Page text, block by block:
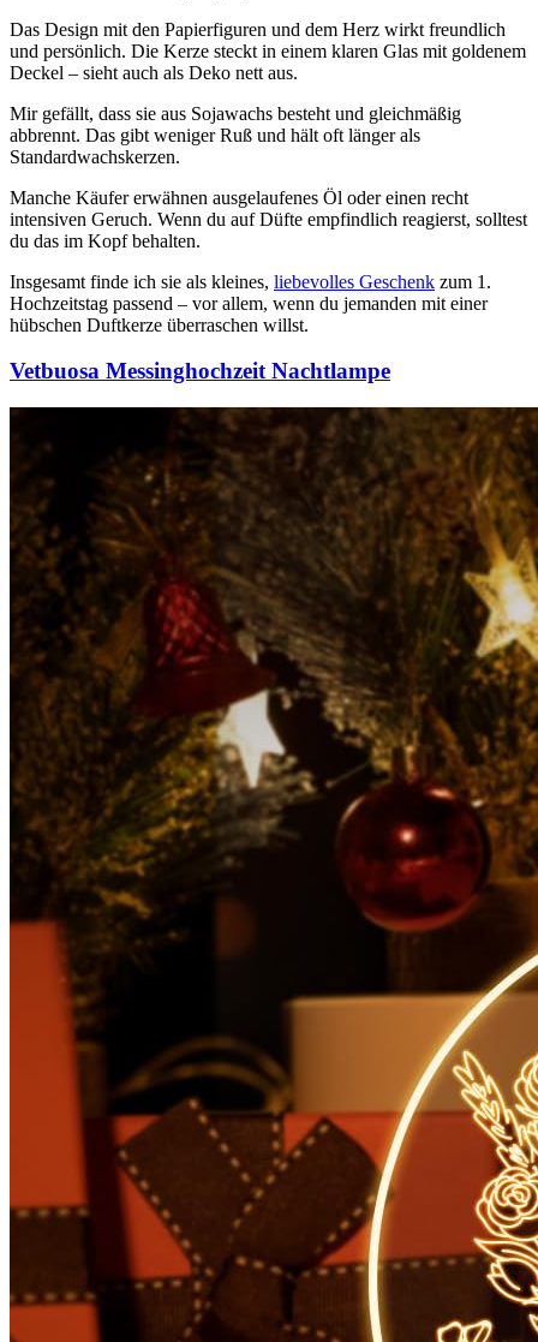
Das Design mit den Papierfiguren und dem Herz wirkt freundlich
und persönlich. Die Kerze steckt in einem klaren Glas mit goldenem
Deckel – sieht auch als Deko nett aus.
Mir gefällt, dass sie aus Sojawachs besteht und gleichmäßig
abbrennt. Das gibt weniger Ruß und hält oft länger als
Standardwachskerzen.
Manche Käufer erwähnen ausgelaufenes Öl oder einen recht
intensiven Geruch. Wenn du auf Düfte empfindlich reagierst, solltest
du das im Kopf behalten.
Insgesamt finde ich sie als kleines, liebevolles Geschenk zum 1.
Hochzeitstag passend – vor allem, wenn du jemanden mit einer
hübschen Duftkerze überraschen willst.
Vetbuosa Messinghochzeit Nachtlampe